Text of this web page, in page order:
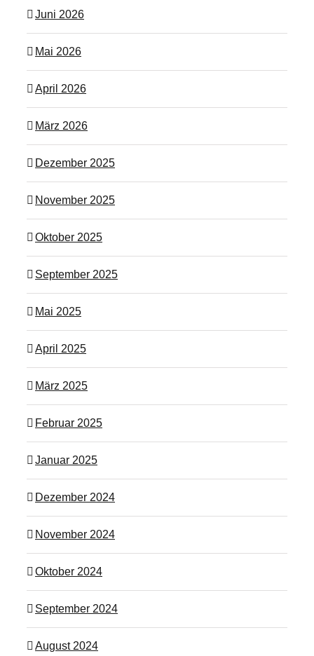
Juni 2026
Mai 2026
April 2026
März 2026
Dezember 2025
November 2025
Oktober 2025
September 2025
Mai 2025
April 2025
März 2025
Februar 2025
Januar 2025
Dezember 2024
November 2024
Oktober 2024
September 2024
August 2024